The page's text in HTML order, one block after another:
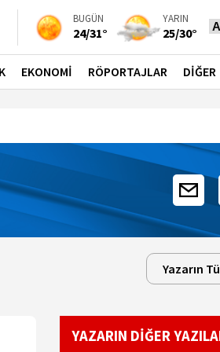
BUGÜN
24/31°
YARIN
25/30°
EKONOMİ RÖPORTAJLAR DİĞER
Yazarın
YAZARIN DİĞER